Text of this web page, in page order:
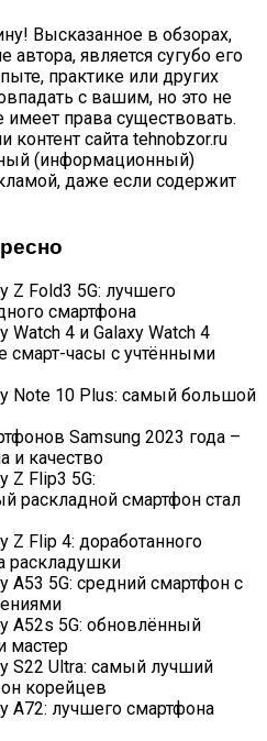
Высказанное в обзорах,
автора, является сугубо его
практике или других
с вашим, но это не
имеет права существовать.
контент сайта tehnobzor.ru
(информационный)
даже если содержит
Z Fold3 5G: лучшего
смартфона
Watch 4 и Galaxy Watch 4
часы с учтёнными
Note 10 Plus: самый большой
Samsung 2023 года –
и качество
Z Flip3 5G:
раскладной смартфон стал
Z Flip 4: доработанного
раскладушки
A53 5G: средний смартфон с
A52s 5G: обновлённый
мастер
S22 Ultra: самый лучший
корейцев
A72: лучшего смартфона